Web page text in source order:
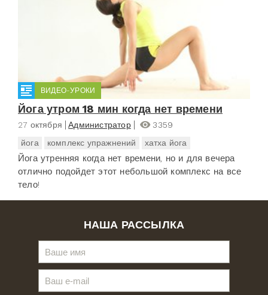
ВИДЕО-УРОКИ
Йога утром 18 мин когда нет времени
27 октября Администратор
3359
йога
комплекс упражнений хатха йога
Йога утренняя когда нет времени, но и для вечера
отлично подойдет этот небольшой комплекс на все
тело!
НАША РАССЫЛКА